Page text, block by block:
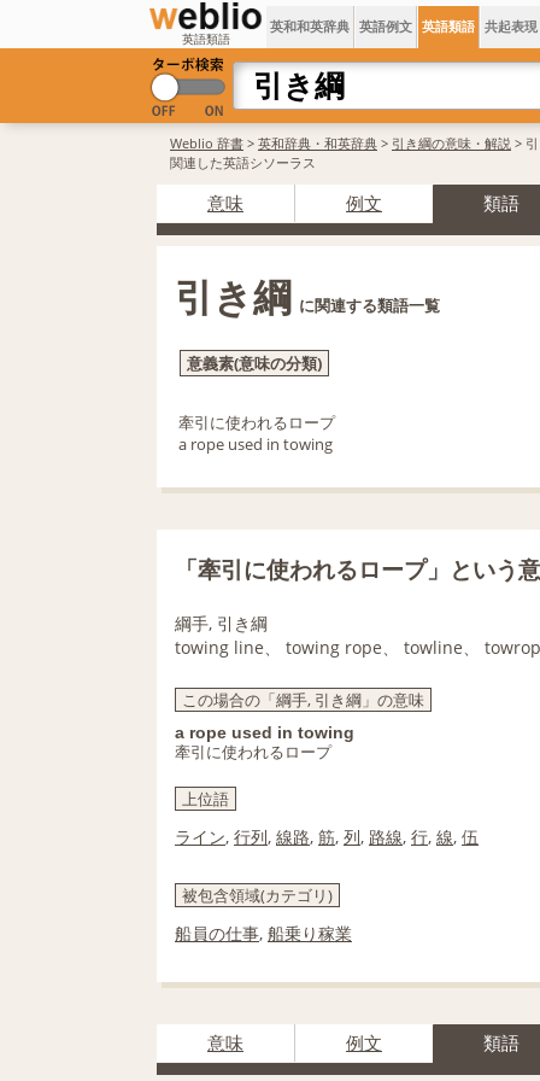
英語類語
英和和英辞典 英語例文 英語類語 共起表現
Weblio 辞書 > 英和辞典・和英辞典 > 引き綱の意味・解説 >
関連した英語シソーラス
意味 例文 類語
引き綱 に関連する類語一覧
意義素(意味の分類)
牽引に使われるロープ
a rope used in towing
「牽引に使われるロープ」という
綱手, 引き綱
towing line、 towing rope、 towline、
この場合の「綱手, 引き綱」の意味
a rope used in towing
牽引に使われるロープ
上位語
ライン, 行列, 線路, 筋, 列, 路線, 行, 線, 伍
被包含領域(カテゴリ)
船員の仕事, 船乗り稼業
意味 例文 類語